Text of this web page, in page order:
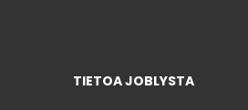
TIETOA JOBLYSTA